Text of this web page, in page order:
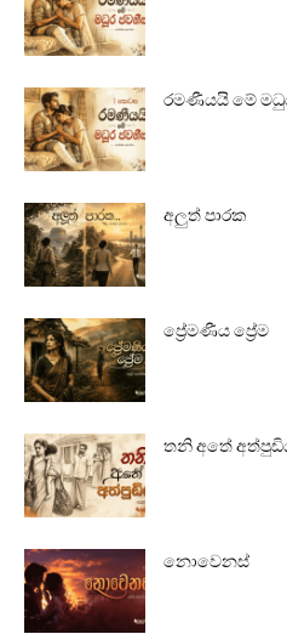
රමණීයයි මේ
අලුත් පාරක
ප්‍රේමණීය ප්‍රේම
තනි අතේ
නොවෙනස්